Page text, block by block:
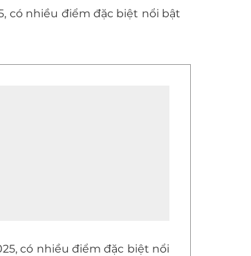
có nhiều điểm đặc biệt nổi bật
có nhiều điểm đặc biệt nổi